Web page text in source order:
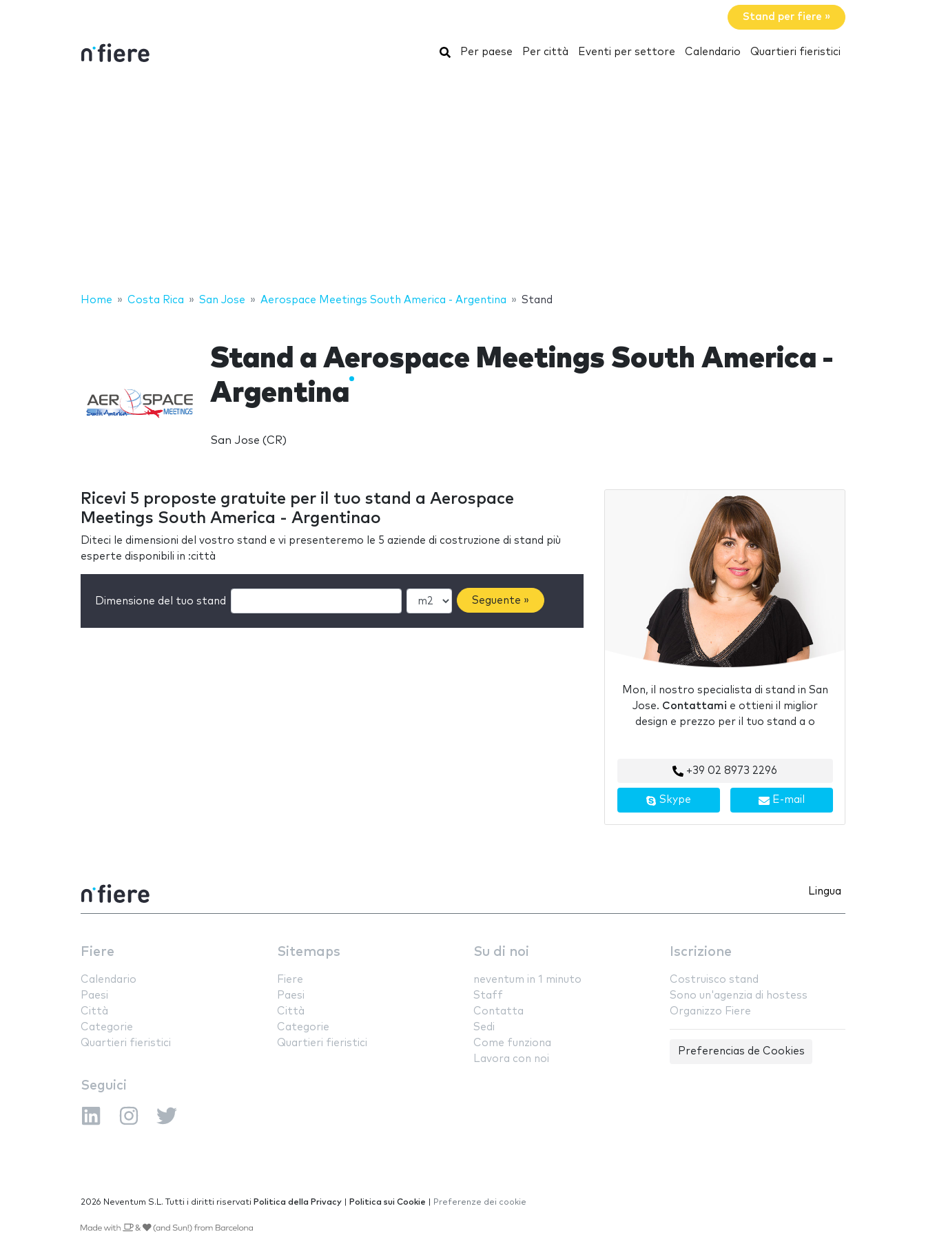
Stand per fiere »
Cerca
Per paese Per città Eventi per settore Calendario Quartieri fieristici
Home Costa Rica San Jose Aerospace Meetings South America - Argentina Stand
Stand a Aerospace Meetings South America -
Argentina
San Jose (CR)
Ricevi 5 proposte gratuite per il tuo stand a Aerospace
Meetings South America - Argentinao
Diteci le dimensioni del vostro stand e vi presenteremo le 5 aziende di costruzione di stand più
esperte disponibili in :città
Dimensione del tuo stand Seguente »
Mon, il nostro specialista di stand in San
Jose. Contattami e ottieni il miglior
design e prezzo per il tuo stand a o
+39 02 8973 2296
Skype E-mail
Lingua
Fiere
Calendario
Paesi
Città
Categorie
Quartieri fieristici
Sitemaps
Fiere
Paesi
Città
Categorie
Quartieri fieristici
Su di noi
neventum in 1 minuto
Staff
Contatta
Sedi
Come funziona
Lavora con noi
Iscrizione
Costruisco stand
Sono un'agenzia di hostess
Organizzo Fiere
Preferencias de Cookies
Seguici
2026 Neventum S.L. Tutti i diritti riservati Politica della Privacy Politica sui Cookie Preferenze dei cookie